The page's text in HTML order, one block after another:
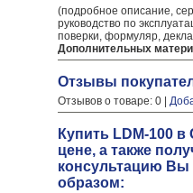
(подробное описание,
руководство по
поверки, формуляр,
Дополнительных
Отзывы
Отзывов о товаре: 0 |
Купить LDM-100
цене, а также
консультацию
образом: